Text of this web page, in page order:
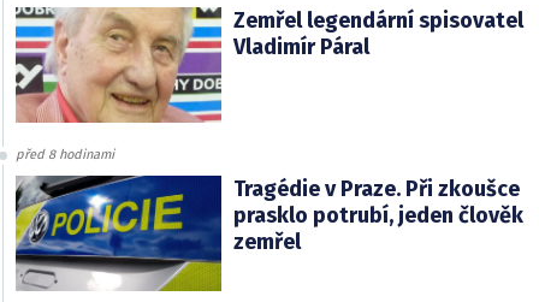
Zemřel legendární spisovatel
Vladimír Páral
před 8 hodinami
Tragédie v Praze. Při zkoušce
prasklo potrubí, jeden člověk
zemřel